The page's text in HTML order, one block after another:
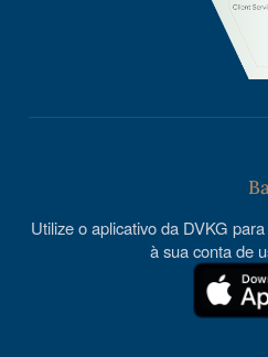
Utilize o aplicativo da DVKG
à sua conta de